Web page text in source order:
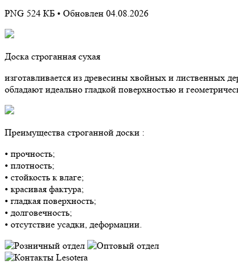
PNG 524 КБ • Обновлен 04.08.2026
Доска строганная сухая
изготавливается из древесины хвойных и лиственных
обладают идеально гладкой поверхностью и
Преимущества строганной доски :
• прочность;
• плотность;
• стойкость к влаге;
• красивая фактура;
• гладкая поверхность;
• долговечность;
• отсутствие усадки, деформации.